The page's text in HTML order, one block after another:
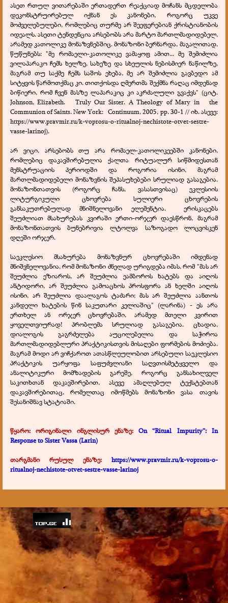
ასეთ რთულ ვითარებაში ერთადერთ რეაქციად მოჩანს მცდელობა
დეკონსტრუირებულ იქნან ეს კანონები, როგორც უკვე
მოძველებულები, რომლებიც თურმე არ შეეფერებიან ქრისტიანობის
იდეალს. ასეთი ტენდენცია არსებობს არა მარტო მართლმადიდებელ,
არამედ კათოლიკე მონაზვნებშიც. მონაზონი ბერნარდა, მაგალითად,
წუწუნებს: "მე რომაელი-კათოლიკე ვამაყოფ ამით... მე შემიძლია
ვილაპარაკო ჩემს ხელზე, სახეზე და სხეულის ნებისმიერ ნაწილზე,
მაგრამ თუ საქმე ჩემს საშოს ეხება, მე არ შემიძლია გავბედო ამ
სიტყვის წარმოთქმაც კი. თითქოსდა ღმერთმა შექმნა რაღაც იმდენად
ბიწიერი, რომ ჩვენ მასზე ლაპარაკიც კი აკრძალული გვაქვს" (ციტ.
Johnson, Elizabeth. Truly Our Sister. A Theology of Mary in the
Communion of Saints. New York: Continuum, 2005, pp. 30-1 // იხ. ასევე:
https://www.pravmir.ru/k-voprosu-o-ritualnoj-nechistote-otvet-sestre-
vasse-larinoj).
არ ვიცი, არსებობს თუ არა რომაელ-კათოლიკეებში კანონები,
რომლებიც დაკავშირებულია ქალთა რიტუალურ სიწმიდესთან
მენსტრუაციის პერიოდში და როგორია ისინი, მაგრამ
მართლმადიდებელი მონაზვნის შეპასუხებები სრულიად გასაგებია.
მონაზონთათვის (როგორც ჩანს, ვასასთვისაც) ეკლესიის
ლიტურგიკული ცხოვრება სულიერი ცხოვრების
განსაკუთრებულად მნიშნელოვანი ელემენტია. ერისკაცებს
შეუძლიათ მსახურებას კვირაში ერთი-ორჯერ დაესწრონ, მაგრამ
მონაზონთათვის ბუნებრივია ლტოლვა საზოგადო ლოცვისკენ
დღეში ორჯერ.
საეკლესიო მსახურება მონაზვნურ ცხოვრებაში იმდენად
მნიშვნელოვანია, რომ მონაზონი ძნელად ურიგდება იმას, რომ "მას არ
შეუძლია ეზიაროს, არ შეუძლია ეამბოროს ხატებს და აიღოს
ანტიდორი, არ შეუძლია გამოაცხოს პროსფორა ან ხელში აიღოს
ისინი, არ შეუძლია დაალაგოს ტაძარი; მას არ შეუძლია აანთოს
კანდელი ხატების წინ საკუთარი კელიაშიც" (ლარინა) - ეს არა
ერთხელ ან ორჯერ ცხოვრებაში, არამედ მთელი კვირით
ყოველთვიურად! პრობლემა სრულიად გასაგებია. ცხადია,
დიალოგის გაგრძელება აუცილებელია და საჭიროა
მართლმადიდებლური პრაქტიკისთვის მისაღები ფორმების მოძიება.
მაგრამ მოდი არ ვიჩქაროთ ათასწლეულობით არსებული საეკლესიო
პრაქტიკის უარყოფა საფუძვლიანი საღვთისმეტყველო და
ანალიტიკური მომზადების გარეშე, როგორც განსახილველ
საკითხთან დაკავშირებით, ასევე ამაღლებულ ტექსტებთან
დაკავშირებითაც, რომელთაც იმოწმებს მონაზონი ვასა თავის
შესანიშნავ სტატიაში.
წყარო: ორიგინალი ინგლისურ ენაზე: On “Ritual Impurity”: In
Response to Sister Vassa (Larin)
თარგმანი რუსულ ენაზე:
https://www.pravmir.ru/k-voprosu-o-
ritualnoj-nechistote-otvet-sestre-vasse-larinoj